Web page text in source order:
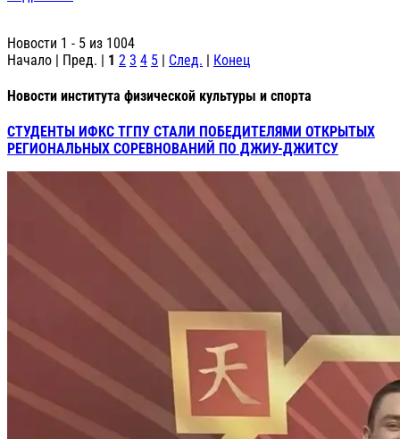
Новости 1 - 5 из 1004
Начало | Пред. | 1 2 3 4 5 | След. | Конец
Новости института физической культуры и спорта
СТУДЕНТЫ ИФКС ТГПУ СТАЛИ ПОБЕДИТЕЛЯМИ ОТКРЫТЫХ
РЕГИОНАЛЬНЫХ СОРЕВНОВАНИЙ ПО ДЖИУ-ДЖИТСУ